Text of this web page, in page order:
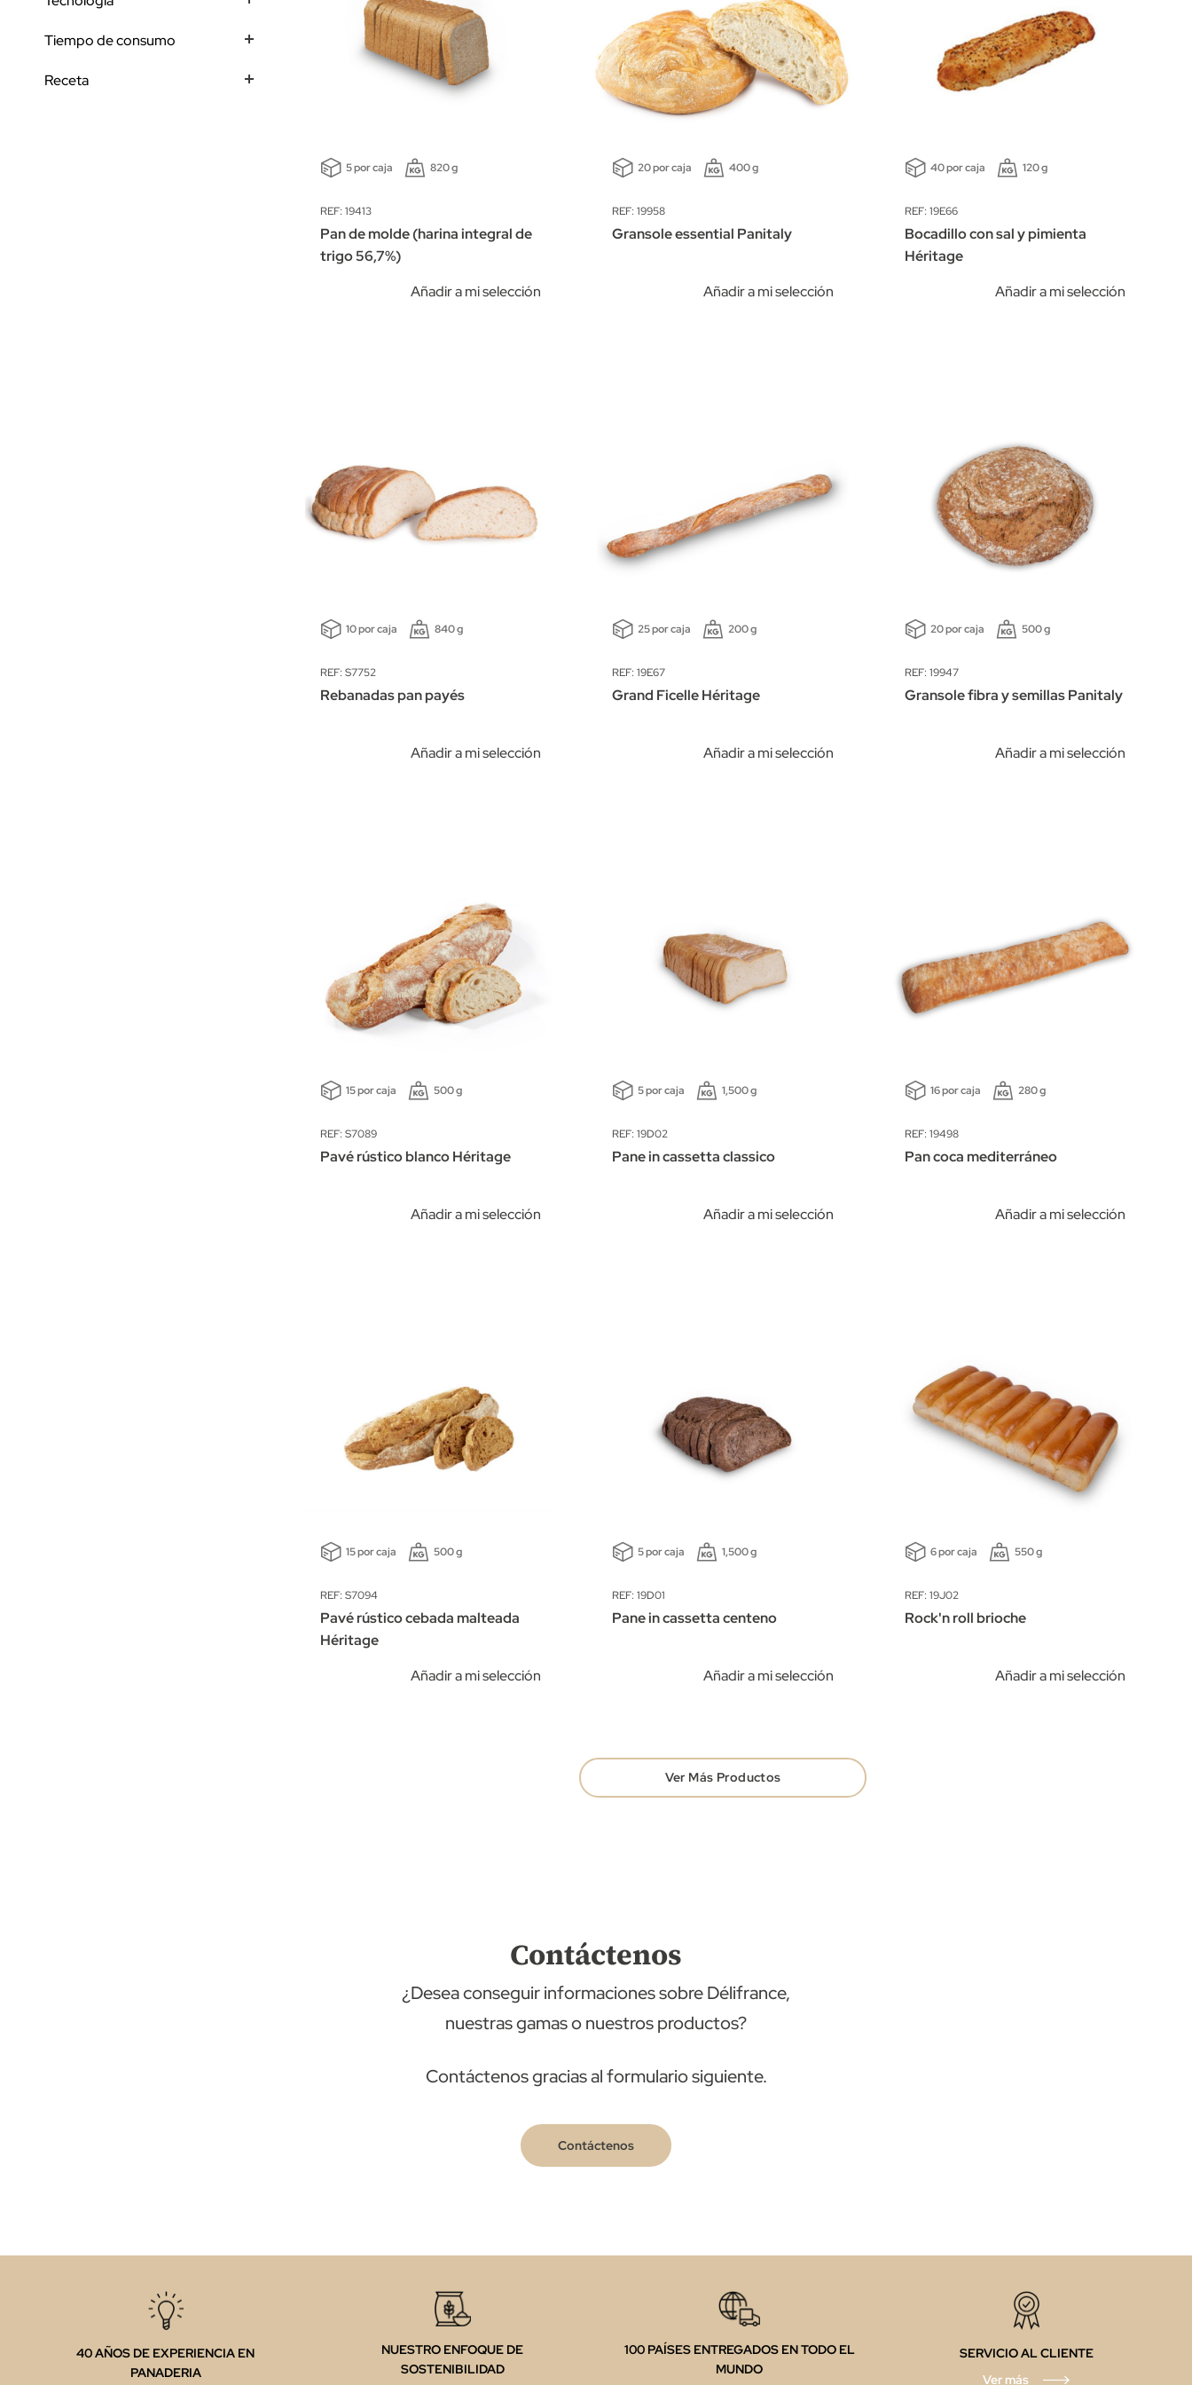
5 por caja 820 g
REF: 19413
Pan de molde (harina integral de
trigo 56,7%)
Añadir a mi selección
20 por caja 400 g
REF: 19958
Gransole essential Panitaly
Añadir a mi selección
40 por caja 120 g
REF: 19E66
Bocadillo con sal y pimienta
Héritage
Añadir a mi selección
10 por caja 840 g
REF: S7752
Rebanadas pan payés
Añadir a mi selección
25 por caja 200 g
REF: 19E67
Grand Ficelle Héritage
Añadir a mi selección
20 por caja 500 g
REF: 19947
Gransole fibra y semillas Panitaly
Añadir a mi selección
15 por caja 500 g
REF: S7089
Pavé rústico blanco Héritage
Añadir a mi selección
5 por caja 1,500 g
REF: 19D02
Pane in cassetta classico
Añadir a mi selección
16 por caja 280 g
REF: 19498
Pan coca mediterráneo
Añadir a mi selección
15 por caja 500 g
REF: S7094
Pavé rústico cebada malteada
Héritage
Añadir a mi selección
5 por caja 1,500 g
REF: 19D01
Pane in cassetta centeno
Añadir a mi selección
6 por caja 550 g
REF: 19J02
Rock'n roll brioche
Añadir a mi selección
Ver Más Productos
Tiempo de consumo
Receta
Contáctenos
¿Desea conseguir informaciones sobre Délifrance,
nuestras gamas o nuestros productos?
Contáctenos gracias al formulario siguiente.
Contáctenos
40 AÑOS DE EXPERIENCIA EN
PANADERIA
NUESTRO ENFOQUE DE
SOSTENIBILIDAD
100 PAÍSES ENTREGADOS EN TODO EL
MUNDO
SERVICIO AL CLIENTE
Ver más